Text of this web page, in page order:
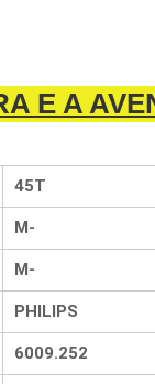
E A
45T
M-
M-
PHILIPS
6009.252